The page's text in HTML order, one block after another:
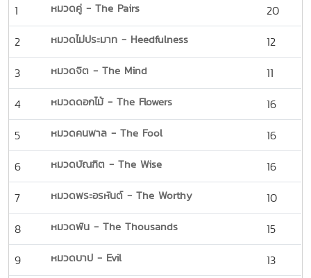
1 หมวดคู่ - The Pairs
20
2
หมวดไม่ประมาท - Heedfulness
12
3
หมวดจิต - The Mind
11
4
หมวดดอกไม้ - The Flowers
16
5
หมวดคนพาล - The Fool
16
6
หมวดบัณฑิต - The Wise
16
7
หมวดพระอรหันต์ - The Worthy
10
8
หมวดพัน - The Thousands
15
9
หมวดบาป - Evil
13